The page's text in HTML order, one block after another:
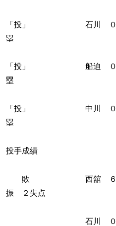
「投」 石川 ０－
塁
「投」 船迫 ０－
塁
「投」 中川 ０－
塁
投手成績
敗 西舘 ６回０
振 ２失点
石川 ０回２／